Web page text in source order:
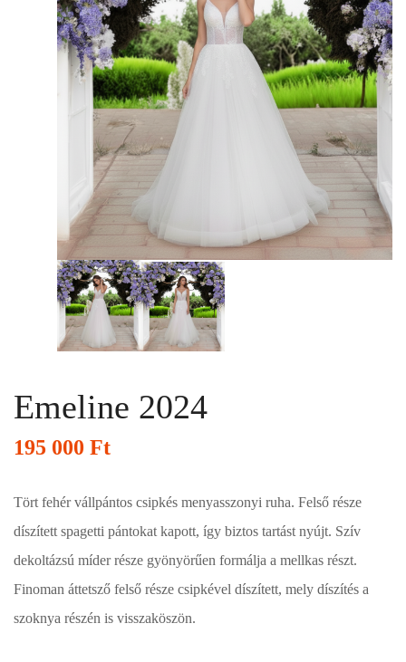
Emeline 2024
195 000 Ft
Tört fehér vállpántos csipkés menyasszonyi ruha. Felső része
díszített spagetti pántokat kapott, így biztos tartást nyújt. Szív
dekoltázsú míder része gyönyörűen formálja a mellkas részt.
Finoman áttetsző felső része csipkével díszített, mely díszítés a
szoknya részén is visszaköszön.